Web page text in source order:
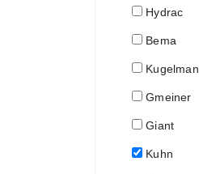
Hydrac
Bema
Gmeiner
Giant
Kuhn